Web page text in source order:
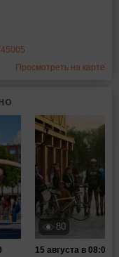
Просмотреть на карте
80
15 августа в 08:00